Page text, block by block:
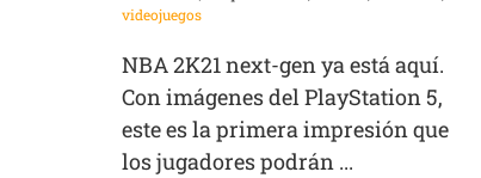
videojuegos
NBA 2K21 next-gen ya está aquí.
Con imágenes del PlayStation 5,
este es la primera impresión que
los jugadores podrán ...